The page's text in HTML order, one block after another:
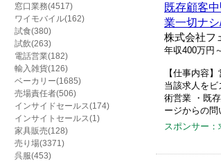
窓口業務(4517)
ワイモバイル(162)
試食(380)
試飲(263)
電話営業(182)
輸入雑貨(126)
ベーカリー(1685)
売場責任者(506)
インサイドセールス(174)
インサイトセールス(1)
家具販売(128)
売り場(3371)
呉服(453)
既存顧客
業一切ナ
株式会社フ
年収400万円
【仕事内容
当該求人を
術営業 ・既
ージからの
スポンサー：